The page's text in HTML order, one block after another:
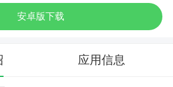
安卓版下载
应用信息